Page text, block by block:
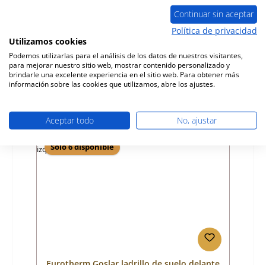
01031785
Precio normal:
25,11 €
Disponible, plazo de entrega: 4-6 días
Sólo 6 disponible
Continuar sin aceptar
Política de privacidad
Utilizamos cookies
Podemos utilizarlas para el análisis de los datos de nuestros visitantes,
para mejorar nuestro sitio web, mostrar contenido personalizado y
brindarle una excelente experiencia en el sitio web. Para obtener más
información sobre las cookies que utilizamos, abre los ajustes.
Aceptar todo No, ajustar